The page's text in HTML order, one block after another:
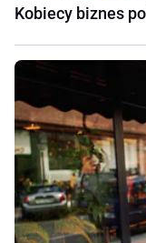
Kobiecy biznes